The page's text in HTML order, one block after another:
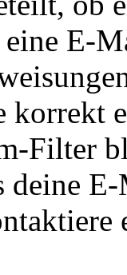
E-
korrekt
Filter
deine